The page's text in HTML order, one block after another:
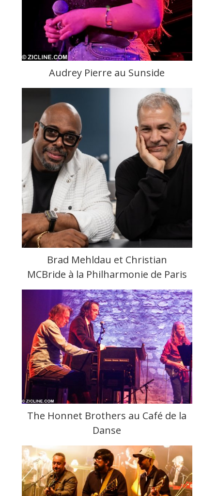
Audrey Pierre au Sunside
Brad Mehldau et Christian
MCBride à la Philharmonie de Paris
The Honnet Brothers au Café de la
Danse